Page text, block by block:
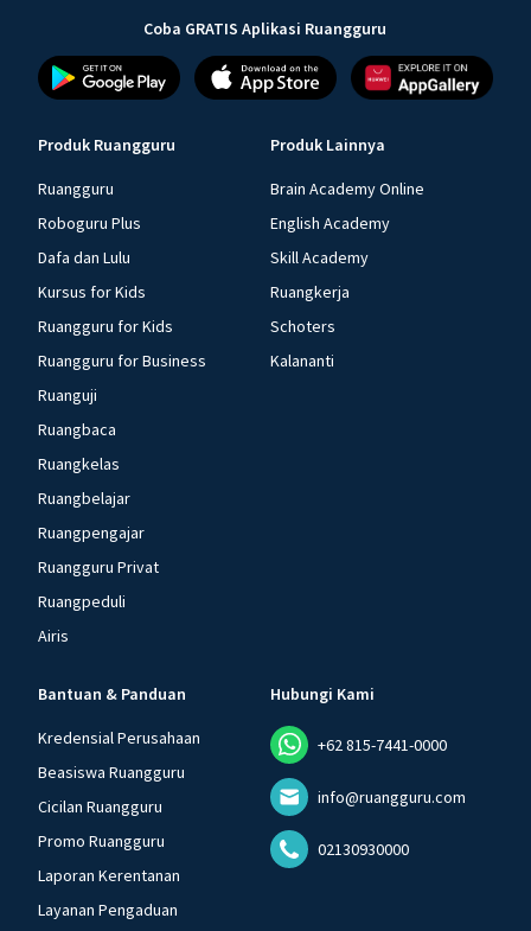
Coba GRATIS Aplikasi Ruangguru
Produk Ruangguru
Ruangguru
Roboguru Plus
Dafa dan Lulu
Kursus for Kids
Ruangguru for Kids
Ruangguru for Business
Ruanguji
Ruangbaca
Ruangkelas
Ruangbelajar
Ruangpengajar
Ruangguru Privat
Ruangpeduli
Airis
Produk Lainnya
Brain Academy Online
English Academy
Skill Academy
Ruangkerja
Schoters
Kalananti
Bantuan & Panduan
Kredensial Perusahaan
Beasiswa Ruangguru
Cicilan Ruangguru
Promo Ruangguru
Laporan Kerentanan
Layanan Pengaduan
Hubungi Kami
+62 815-7441-0000
info@ruangguru.com
02130930000